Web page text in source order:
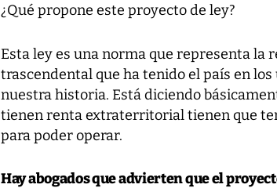
¿Qué propone este proyecto de ley?
Esta ley es una norma que representa la
trascendental que ha tenido el país en
nuestra historia. Está diciendo
tienen renta extraterritorial tienen que
para poder operar.
Hay abogados que advierten que el